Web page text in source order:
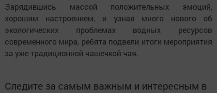
Зарядившись массой положительных эмоций,
хорошим настроением, и узнав много нового об
экологических проблемах водных ресурсов
современного мира, ребята подвели итоги мероприятия
за уже традиционной чашечкой чая.
Следите за самым важным и интересным в